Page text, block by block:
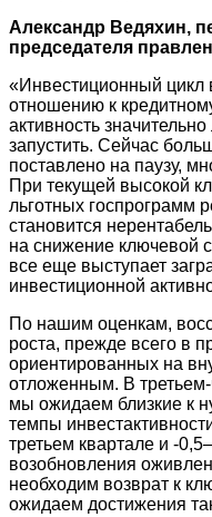
Александр Ведяхин,
председателя
«Инвестиционный цикл
отношению к
активность
запустить. Сейчас
поставлено на паузу,
При текущей высокой
льготных госпрограмм
становится
на снижение ключевой
все еще выступает
инвестиционной
По нашим оценкам,
роста, прежде всего в
ориентированных на
отложенным. В третьем-
мы ожидаем близкие к
темпы
третьем квартале и -
возобновления
необходим возврат к
ожидаем достижения